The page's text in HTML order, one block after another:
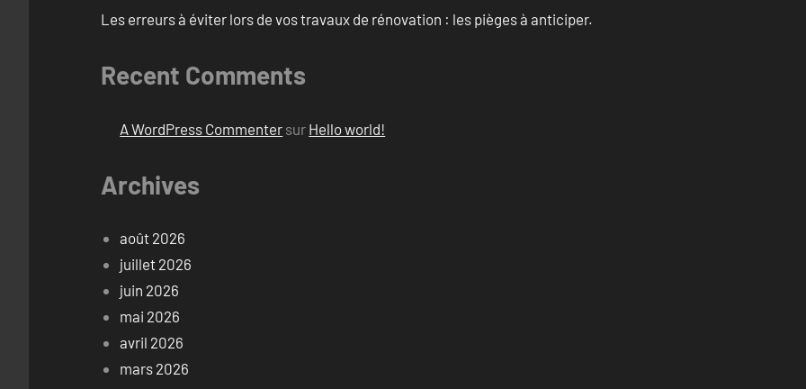
Les erreurs à éviter lors de vos travaux de rénovation : les pièges à anticiper.
Recent Comments
A WordPress Commenter sur Hello world!
Archives
août 2026
juillet 2026
juin 2026
mai 2026
avril 2026
mars 2026